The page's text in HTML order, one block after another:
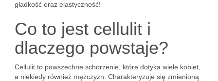
gładkość oraz elastyczność!
Co to jest cellulit i
dlaczego powstaje?
Cellulit to powszechne schorzenie, które dotyka wiele kobiet,
a niekiedy również mężczyzn. Charakteryzuje się zmienioną